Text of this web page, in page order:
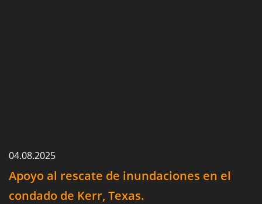
04.08.2025
Apoyo al rescate de inundaciones en el
condado de Kerr, Texas.